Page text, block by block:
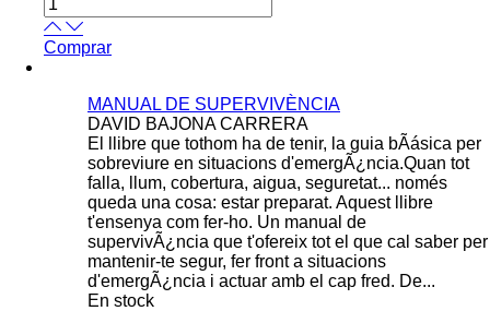
Comprar
MANUAL DE SUPERVIVÈNCIA
DAVID BAJONA CARRERA
El llibre que tothom ha de tenir, la guia bÃásica per
sobreviure en situacions d'emergÃ¿ncia.Quan tot
falla, llum, cobertura, aigua, seguretat... només
queda una cosa: estar preparat. Aquest llibre
t'ensenya com fer-ho. Un manual de
supervivÃ¿ncia que t'ofereix tot el que cal saber per
mantenir-te segur, fer front a situacions
d'emergÃ¿ncia i actuar amb el cap fred. De...
En stock